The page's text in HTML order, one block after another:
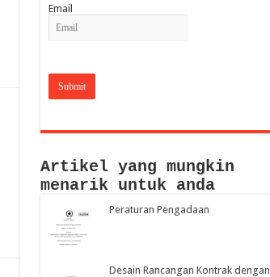
Email
Artikel yang mungkin
menarik untuk anda
Peraturan Pengadaan
Desain Rancangan Kontrak dengan